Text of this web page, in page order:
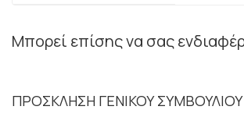
Μπορεί επίσης να σας
ΠΡΟΣΚΛΗΣΗ ΓΕΝΙΚΟΥ ΣΥΜΒΟΥΛΙΟΥ